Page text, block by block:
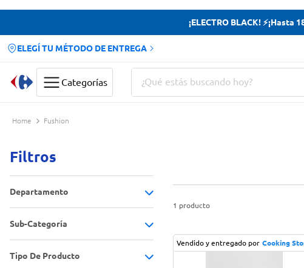
¡ELECTRO BLACK!
ELEGÍ TU MÉTODO DE ENTREGA
Categorías
¿Qué estás buscando hoy?
Fushion
Filtros
Departamento
Hogar(1)
Sub-Categoría
Vajilla(1)
Tipo De Producto
1 producto
Vendido y entregado por Cooking
Términos más buscados
Cerveza